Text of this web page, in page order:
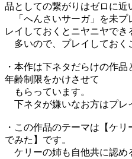
品としての繋がりはゼロに近
「へんさいサーガ」を未プ
レイしておくとニヤニヤでき
多いので、プレイしておく
・本作は下ネタだらけの作
年齢制限をかけさせて
もらっています。
下ネタが嫌いなお方はプレ
・この作品のテーマは【ケ
でみた】です。
ケリーの姉も自他共に認め